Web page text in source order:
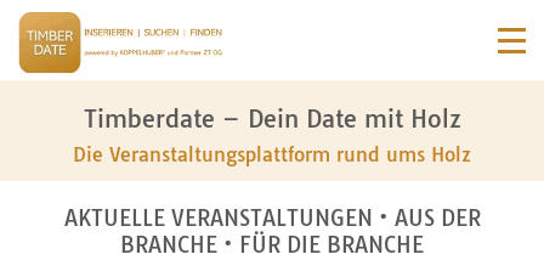
Timberdate – Dein Date mit Holz
Die Veranstaltungsplattform rund ums Holz
AKTUELLE VERANSTALTUNGEN • AUS DER
BRANCHE • FÜR DIE BRANCHE